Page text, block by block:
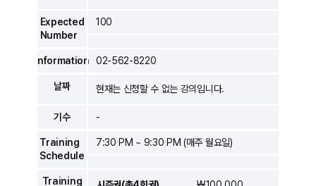
Expected
Number
100
Information 02-562-8220
날짜 현재는 신청할 수 없는 강의입니다.
기수 -
Training
Schedule
7:30 PM ~ 9:30 PM (매주 월요일)
Training